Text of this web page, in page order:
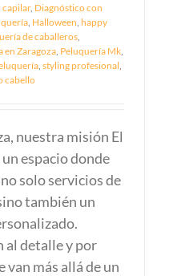
capilar, Diagnóstico con
Halloween happy
de caballeros
en Zaragoza Peluquería Mk
styling profesional
cabello
nuestra misión El
espacio donde
solo servicios de
también un
al detalle y por
van más allá de un